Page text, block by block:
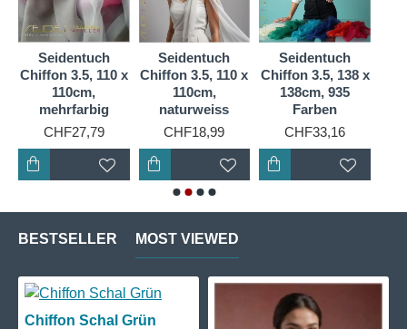
Seidentuch
Chiffon 3.5, 110 x
110cm,
mehrfarbig
CHF27,79
Seidentuch
Chiffon 3.5, 110 x
110cm,
naturweiss
CHF18,99
Seidentuch
Chiffon 3.5, 138 x
138cm, 935
Farben
CHF33,16
BESTSELLER MOST VIEWED
Chiffon Schal Grün